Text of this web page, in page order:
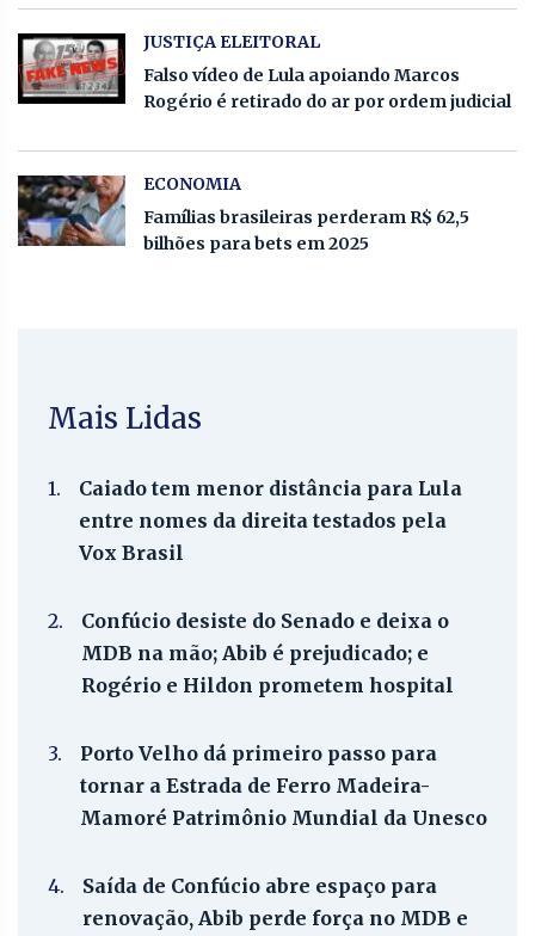
JUSTIÇA ELEITORAL
Falso vídeo de Lula apoiando Marcos
Rogério é retirado do ar por ordem judicial
ECONOMIA
Famílias brasileiras perderam R$ 62,5
bilhões para bets em 2025
Mais Lidas
1.
Caiado tem menor distância para Lula
entre nomes da direita testados pela
Vox Brasil
2.
Confúcio desiste do Senado e deixa o
MDB na mão; Abib é prejudicado; e
Rogério e Hildon prometem hospital
3.
Porto Velho dá primeiro passo para
tornar a Estrada de Ferro Madeira-
Mamoré Patrimônio Mundial da Unesco
4.
Saída de Confúcio abre espaço para
renovação, Abib perde força no MDB e